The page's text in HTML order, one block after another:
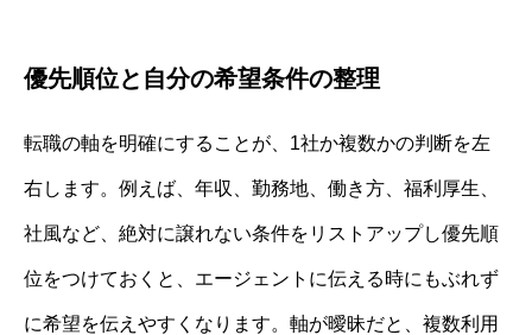
優先順位と自分の希望条件の整理
転職の軸を明確にすることが、1社か複数かの判断を左
右します。例えば、年収、勤務地、働き方、福利厚生、
社風など、絶対に譲れない条件をリストアップし優先順
位をつけておくと、エージェントに伝える時にもぶれず
に希望を伝えやすくなります。軸が曖昧だと、複数利用